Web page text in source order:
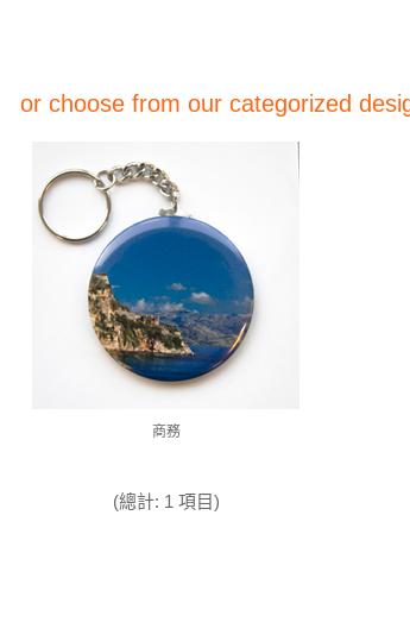
or choose from our categorized
商務
(總計: 1 項目)